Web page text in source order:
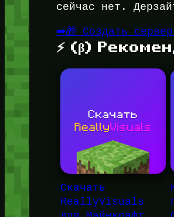
сейчас нет.
➡️🎁 Создать
⚡ (β)
Скачать
ReallyVisuals